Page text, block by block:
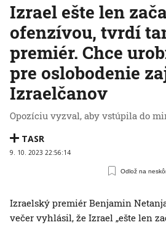
Izrael ešte len
ofenzívou, tvrdí
premiér. Chce
pre oslobodenie
Izraelčanov
Opozíciu vyzval, aby vstúpila do
TASR
9. 10. 2023 22:56:14
Odlož na
Izraelský premiér Benjamin
večer vyhlásil, že Izrael „ešte len